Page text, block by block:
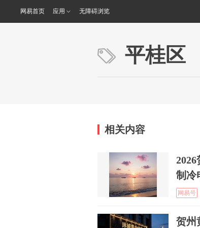
网易首页 应用 无障碍浏览
平桂区
相关内容
制冷
网易号
贺州